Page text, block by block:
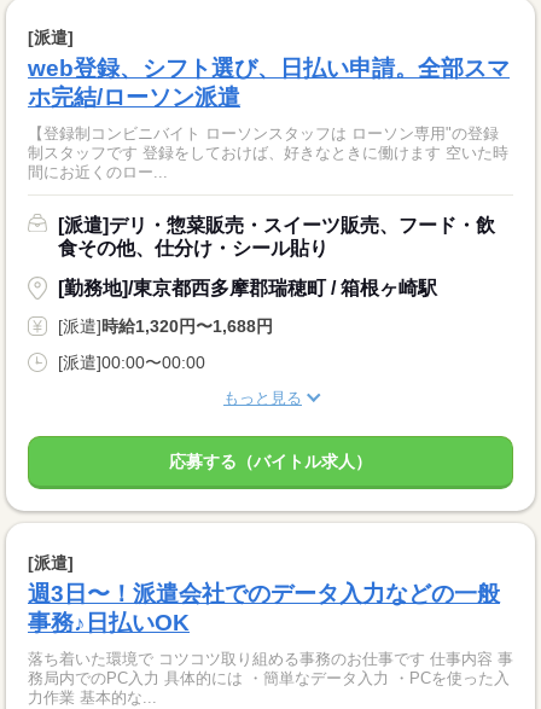
[派遣]
web登録、シフト選び、日払い申請。全部スマ
ホ完結/ローソン派遣
【登録制コンビニバイト ローソンスタッフは ローソン専用"の登録
制スタッフです 登録をしておけば、好きなときに働けます 空いた時
間にお近くのロー...
[派遣]デリ・惣菜販売・スイーツ販売、フード・飲
食その他、仕分け・シール貼り
[勤務地]/東京都西多摩郡瑞穂町 / 箱根ヶ崎駅
[派遣]時給1,320円〜1,688円
[派遣]00:00〜00:00
もっと見る
応募する（バイトル求人）
[派遣]
週3日〜！派遣会社でのデータ入力などの一般
事務♪日払いOK
落ち着いた環境で コツコツ取り組める事務のお仕事です 仕事内容 事
務局内でのPC入力 具体的には ・簡単なデータ入力 ・PCを使った入
力作業 基本的な...